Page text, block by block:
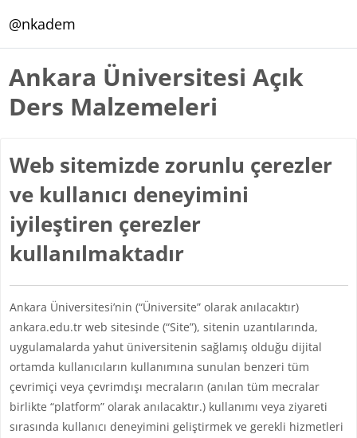
@nkadem
Ankara Üniversitesi Açık
Ders Malzemeleri
Web sitemizde zorunlu çerezler
ve kullanıcı deneyimini
iyileştiren çerezler
kullanılmaktadır
Ankara Üniversitesi’nin (“Üniversite” olarak anılacaktır)
ankara.edu.tr web sitesinde (“Site”), sitenin uzantılarında,
uygulamalarda yahut üniversitenin sağlamış olduğu dijital
ortamda kullanıcıların kullanımına sunulan benzeri tüm
çevrimiçi veya çevrimdışı mecraların (anılan tüm mecralar
birlikte “platform” olarak anılacaktır.) kullanımı veya ziyareti
sırasında kullanıcı deneyimini geliştirmek ve gerekli hizmetleri